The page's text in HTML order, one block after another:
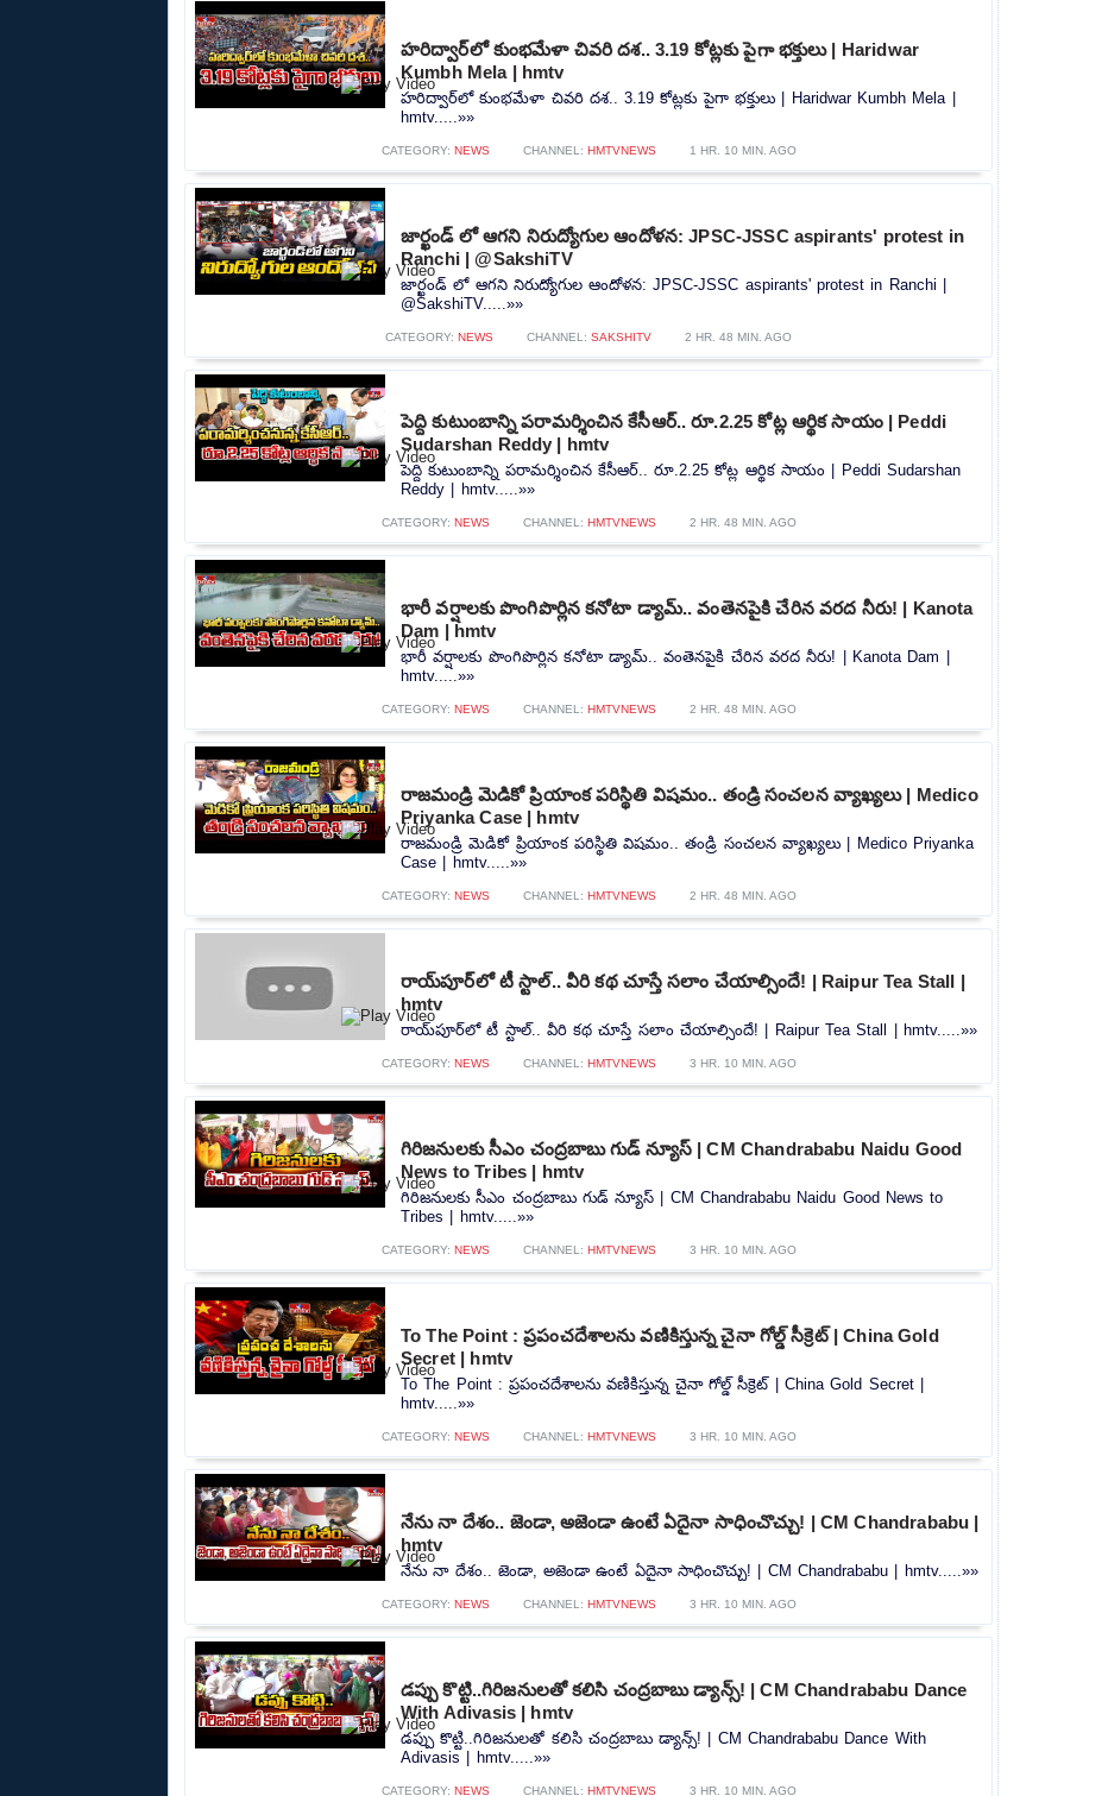
హరిద్వార్‌లో కుంభమేళా చివరి దశ.. 3.19 కోట్లకు పైగా భక్తులు | Haridwar
Kumbh Mela | hmtv
హరిద్వార్‌లో కుంభమేళా చివరి దశ.. 3.19 కోట్లకు పైగా భక్తులు | Haridwar Kumbh Mela |
hmtv.....»»
CATEGORY: NEWS CHANNEL: HMTVNEWS 1 HR. 10 MIN. AGO
జార్ఖండ్ లో ఆగని నిరుద్యోగుల ఆందోళన: JPSC-JSSC aspirants' protest in
Ranchi | @SakshiTV
జార్ఖండ్ లో ఆగని నిరుద్యోగుల ఆందోళన: JPSC-JSSC aspirants' protest in Ranchi |
@SakshiTV.....»»
CATEGORY: NEWS CHANNEL: SAKSHITV 2 HR. 48 MIN. AGO
పెద్ది కుటుంబాన్ని పరామర్శించిన కేసీఆర్.. రూ.2.25 కోట్ల ఆర్థిక సాయం | Peddi
Sudarshan Reddy | hmtv
పెద్ది కుటుంబాన్ని పరామర్శించిన కేసీఆర్.. రూ.2.25 కోట్ల ఆర్థిక సాయం | Peddi Sudarshan
Reddy | hmtv.....»»
CATEGORY: NEWS CHANNEL: HMTVNEWS 2 HR. 48 MIN. AGO
భారీ వర్షాలకు పొంగిపొర్లిన కనోటా డ్యామ్.. వంతెనపైకి చేరిన వరద నీరు! | Kanota
Dam | hmtv
భారీ వర్షాలకు పొంగిపొర్లిన కనోటా డ్యామ్.. వంతెనపైకి చేరిన వరద నీరు! | Kanota Dam |
hmtv.....»»
CATEGORY: NEWS CHANNEL: HMTVNEWS 2 HR. 48 MIN. AGO
రాజమండ్రి మెడికో ప్రియాంక పరిస్థితి విషమం.. తండ్రి సంచలన వ్యాఖ్యలు | Medico
Priyanka Case | hmtv
రాజమండ్రి మెడికో ప్రియాంక పరిస్థితి విషమం.. తండ్రి సంచలన వ్యాఖ్యలు | Medico Priyanka
Case | hmtv.....»»
CATEGORY: NEWS CHANNEL: HMTVNEWS 2 HR. 48 MIN. AGO
రాయ్‌పూర్‌లో టీ స్టాల్.. వీరి కథ చూస్తే సలాం చేయాల్సిందే! | Raipur Tea Stall |
hmtv
రాయ్‌పూర్‌లో టీ స్టాల్.. వీరి కథ చూస్తే సలాం చేయాల్సిందే! | Raipur Tea Stall | hmtv.....»»
CATEGORY: NEWS CHANNEL: HMTVNEWS 3 HR. 10 MIN. AGO
గిరిజనులకు సీఎం చంద్రబాబు గుడ్ న్యూస్ | CM Chandrababu Naidu Good
News to Tribes | hmtv
గిరిజనులకు సీఎం చంద్రబాబు గుడ్ న్యూస్ | CM Chandrababu Naidu Good News to
Tribes | hmtv.....»»
CATEGORY: NEWS CHANNEL: HMTVNEWS 3 HR. 10 MIN. AGO
To The Point : ప్రపంచదేశాలను వణికిస్తున్న చైనా గోల్డ్ సీక్రెట్ | China Gold
Secret | hmtv
To The Point : ప్రపంచదేశాలను వణికిస్తున్న చైనా గోల్డ్ సీక్రెట్ | China Gold Secret |
hmtv.....»»
CATEGORY: NEWS CHANNEL: HMTVNEWS 3 HR. 10 MIN. AGO
నేను నా దేశం.. జెండా, అజెండా ఉంటే ఏదైనా సాధించొచ్చు! | CM Chandrababu |
hmtv
నేను నా దేశం.. జెండా, అజెండా ఉంటే ఏదైనా సాధించొచ్చు! | CM Chandrababu | hmtv.....»»
CATEGORY: NEWS CHANNEL: HMTVNEWS 3 HR. 10 MIN. AGO
డప్పు కొట్టి..గిరిజనులతో కలిసి చంద్రబాబు డ్యాన్స్! | CM Chandrababu Dance
With Adivasis | hmtv
డప్పు కొట్టి..గిరిజనులతో కలిసి చంద్రబాబు డ్యాన్స్! | CM Chandrababu Dance With
Adivasis | hmtv.....»»
CATEGORY: NEWS CHANNEL: HMTVNEWS 3 HR. 10 MIN. AGO